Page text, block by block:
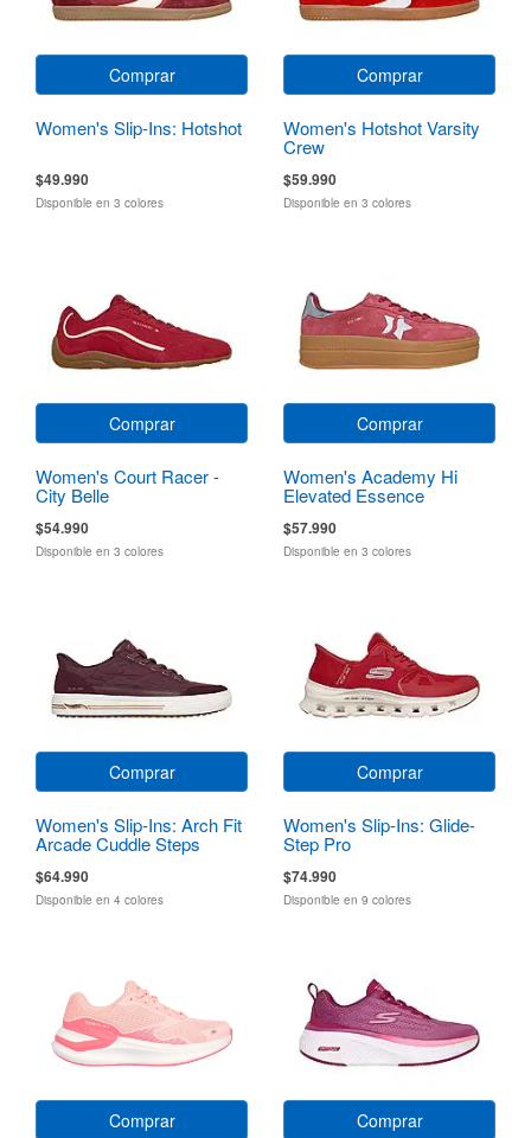
Comprar
Women's Slip-Ins: Hotshot
$49.990
Disponible en 3 colores
Comprar
Women's Hotshot Varsity
Crew
$59.990
Disponible en 3 colores
Comprar
Women's Court Racer -
City Belle
$54.990
Disponible en 3 colores
Comprar
Women's Academy Hi
Elevated Essence
$57.990
Disponible en 3 colores
Comprar
Women's Slip-Ins: Arch Fit
Arcade Cuddle Steps
$64.990
Disponible en 4 colores
Comprar
Women's Slip-Ins: Glide-
Step Pro
$74.990
Disponible en 9 colores
Comprar Comprar